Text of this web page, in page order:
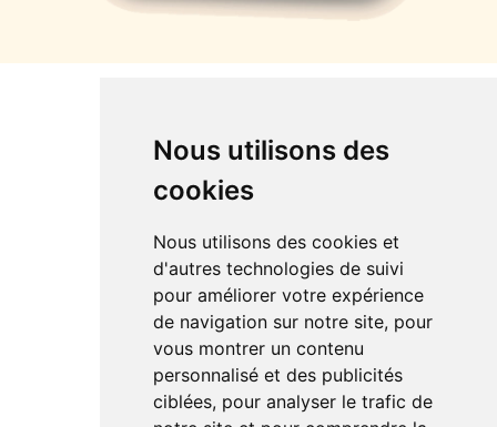
Nous utilisons des
cookies
Nous utilisons des cookies et
d'autres technologies de suivi
pour améliorer votre expérience
de navigation sur notre site, pour
vous montrer un contenu
personnalisé et des publicités
ciblées, pour analyser le trafic de
Rue René Robin 63200 Mozac
09 84 13 79 21
mozac@fitn-go.fr
Fit'n Go Aubière
32 bis, avenue Lavoisier 63170 Aubière
09 52 95 05 36
aubiere@fitn-go.fr
Fit'n Go Clermont-Ferrand
31 rue Gonod 63000 Clermont-Ferrand
clermontjaude@fitn-go.fr